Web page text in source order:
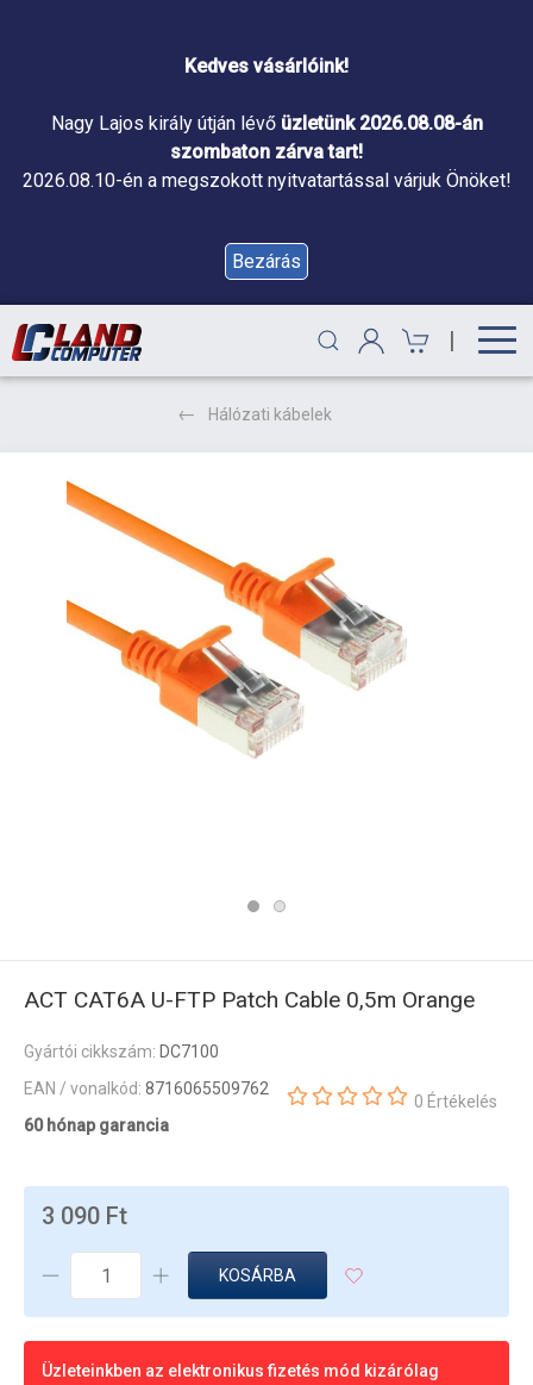
Kedves vásárlóink!
Nagy Lajos király útján lévő üzletünk 2026.08.08-án
szombaton zárva tart!
2026.08.10-én a megszokott nyitvatartással várjuk Önöket!
Bezárás
|
Hálózati kábelek
ACT CAT6A U-FTP Patch Cable 0,5m Orange
Gyártói cikkszám: DC7100
EAN / vonalkód: 8716065509762
60 hónap garancia
0 Értékelés
3 090 Ft
KOSÁRBA
Üzleteinkben az elektronikus fizetés mód kizárólag